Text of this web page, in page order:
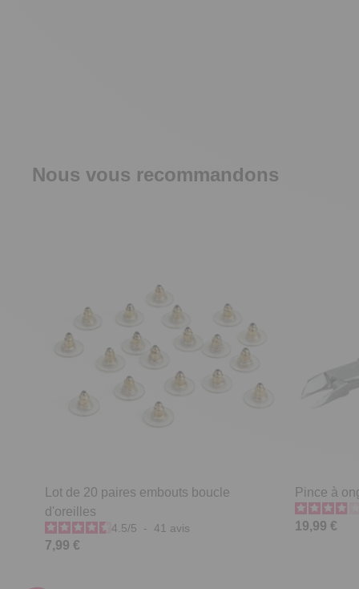
Nous vous recommandons
Lot de 20 paires embouts boucle
d'oreilles
4.5/5 - 41 avis
7,99 €
Pince à
19,99 €